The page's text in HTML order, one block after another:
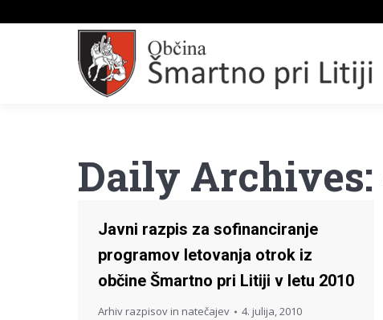
Daily Archives:
Javni razpis za sofinanciranje
programov letovanja otrok iz
občine Šmartno pri Litiji v letu 2010
Arhiv razpisov in natečajev 4. julija, 2010